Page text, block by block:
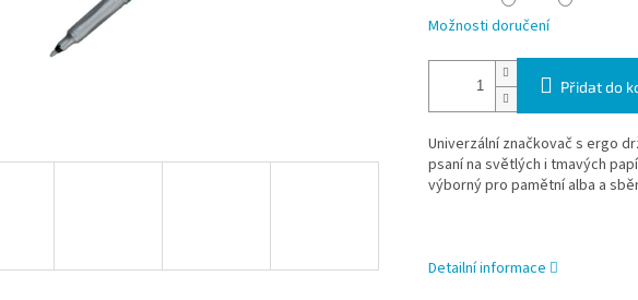
Možnosti doručení
Přidat do
Univerzální značkovač s ergo
psaní na světlých i tmavých
výborný pro pamětní alba a
Detailní informace